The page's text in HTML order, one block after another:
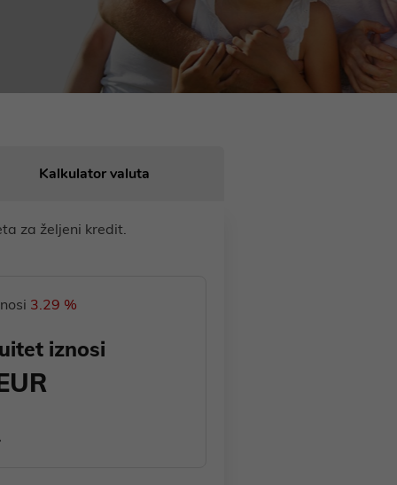
Kalkulator valuta
za željeni kredit.
3.29 %
iznosi